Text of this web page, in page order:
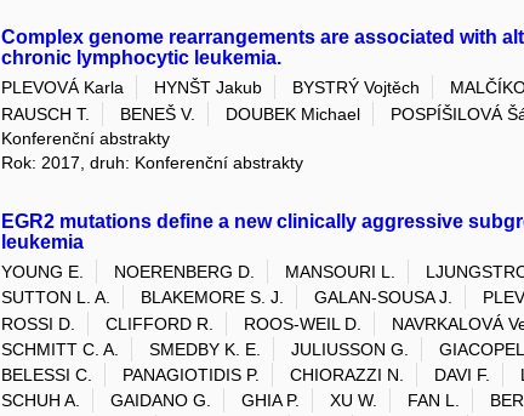
Complex genome rearrangements are associated with
chronic lymphocytic leukemia.
PLEVOVÁ Karla HYNŠT Jakub BYSTRÝ Vojtěch
RAUSCH T.
BENEŠ V. DOUBEK Michael
POSPÍŠILOVÁ
Konferenční abstrakty
Rok: 2017, druh: Konferenční abstrakty
EGR2 mutations define a new clinically aggressive
leukemia
YOUNG E. NOERENBERG D. MANSOURI L.
SUTTON L. A.
BLAKEMORE S. J. GALAN-SOUSA J.
ROSSI D.
CLIFFORD R. ROOS-WEIL D. NAVRKALOVÁ
SCHMITT C. A.
SMEDBY K. E. JULIUSSON G.
BELESSI C.
PANAGIOTIDIS P. CHIORAZZI N. DAVI F.
SCHUH A.
GAIDANO G. GHIA P. XU W. FAN L.